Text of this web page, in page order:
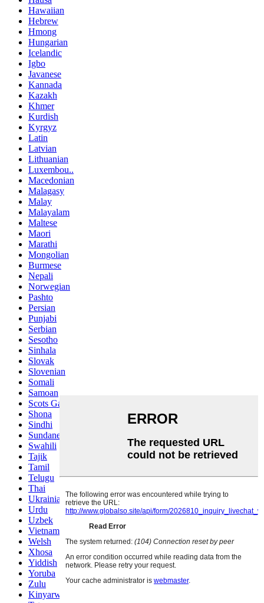
Hawaiian
Hebrew
Hmong
Hungarian
Icelandic
Igbo
Javanese
Kannada
Kazakh
Khmer
Kurdish
Kyrgyz
Latin
Latvian
Lithuanian
Luxembou..
Macedonian
Malagasy
Malay
Malayalam
Maltese
Maori
Marathi
Mongolian
Burmese
Nepali
Norwegian
Pashto
Persian
Punjabi
Serbian
Sesotho
Sinhala
Slovak
Slovenian
Somali
Samoan
Scots Gaelic
Shona
Sindhi
Sundanese
Swahili
Tajik
Tamil
Telugu
Thai
Ukrainian
Urdu
Uzbek
Vietnamese
Welsh
Xhosa
Yiddish
Yoruba
Zulu
Kinyarwanda